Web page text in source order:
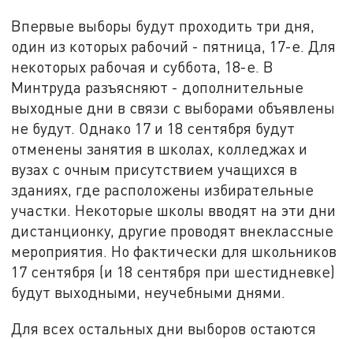
Впервые выборы будут проходить три дня,
один из которых рабочий - пятница, 17-е. Для
некоторых рабочая и суббота, 18-е. В
Минтруда разъясняют - дополнительные
выходные дни в связи с выборами объявлены
не будут. Однако 17 и 18 сентября будут
отменены занятия в школах, колледжах и
вузах с очным присутствием учащихся в
зданиях, где расположены избирательные
участки. Некоторые школы вводят на эти дни
дистанционку, другие проводят внеклассные
мероприятия. Но фактически для школьников
17 сентября (и 18 сентября при шестидневке)
будут выходными, неучебными днями.
Для всех остальных дни выборов остаются